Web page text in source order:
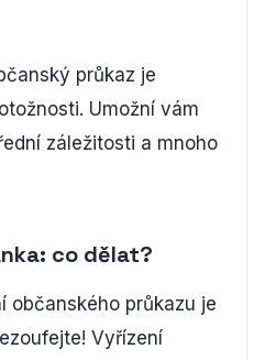
průkaz je
Umožní vám
záležitosti a mnoho
co dělat?
občanského průkazu je
Vyřízení